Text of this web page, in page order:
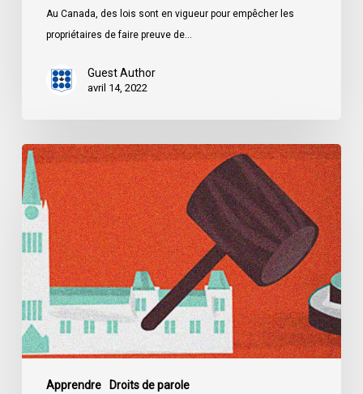
Au Canada, des lois sont en vigueur pour empêcher les
propriétaires de faire preuve de…
Guest Author
avril 14, 2022
Apprendre Droits de parole
Dossier
:
La
loi
controversée
de
l’Alberta
sur
la
protection
infrastructures